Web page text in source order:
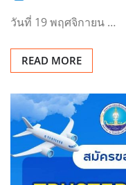
วันที่ 19 พฤศจิกายน …
READ MORE